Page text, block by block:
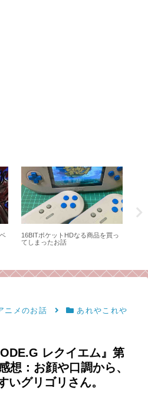
16BITポケットHDなる商品を買っ
てしまったお話
ニメのお話
あれやこれや
レクイエム』第
想：お顔や口調から、
いグリゴリさん。